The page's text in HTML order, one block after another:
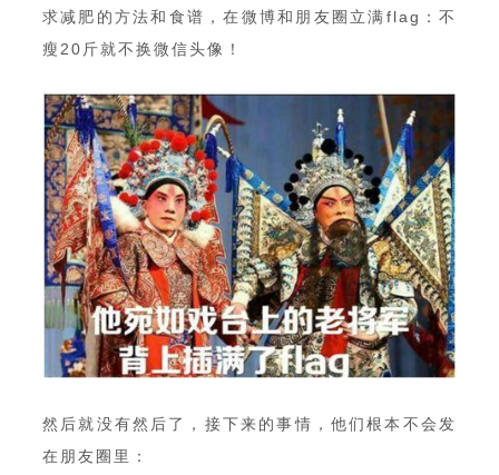
求减肥的方法和食谱，在微博和朋友圈立满flag：不
瘦20斤就不换微信头像！
然后就没有然后了，接下来的事情，他们根本不会发
在朋友圈里：